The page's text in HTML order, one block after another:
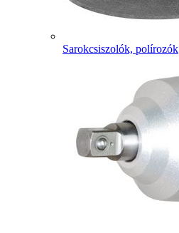
Sarokcsiszolók, polírozók